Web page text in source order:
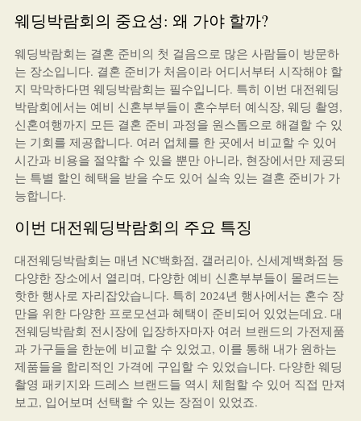
웨딩박람회의 중요성: 왜 가야 할까?
웨딩박람회는 결혼 준비의 첫 걸음으로 많은 사람들이 방문하
는 장소입니다. 결혼 준비가 처음이라 어디서부터 시작해야 할
지 막막하다면 웨딩박람회는 필수입니다. 특히 이번 대전웨딩
박람회에서는 예비 신혼부부들이 혼수부터 예식장, 웨딩 촬영,
신혼여행까지 모든 결혼 준비 과정을 원스톱으로 해결할 수 있
는 기회를 제공합니다. 여러 업체를 한 곳에서 비교할 수 있어
시간과 비용을 절약할 수 있을 뿐만 아니라, 현장에서만 제공되
는 특별 할인 혜택을 받을 수도 있어 실속 있는 결혼 준비가 가
능합니다.
이번 대전웨딩박람회의 주요 특징
대전웨딩박람회는 매년 NC백화점, 갤러리아, 신세계백화점 등
다양한 장소에서 열리며, 다양한 예비 신혼부부들이 몰려드는
핫한 행사로 자리잡았습니다. 특히 2024년 행사에서는 혼수 장
만을 위한 다양한 프로모션과 혜택이 준비되어 있었는데요. 대
전웨딩박람회 전시장에 입장하자마자 여러 브랜드의 가전제품
과 가구들을 한눈에 비교할 수 있었고, 이를 통해 내가 원하는
제품들을 합리적인 가격에 구입할 수 있었습니다. 다양한 웨딩
촬영 패키지와 드레스 브랜드들 역시 체험할 수 있어 직접 만져
보고, 입어보며 선택할 수 있는 장점이 있었죠.